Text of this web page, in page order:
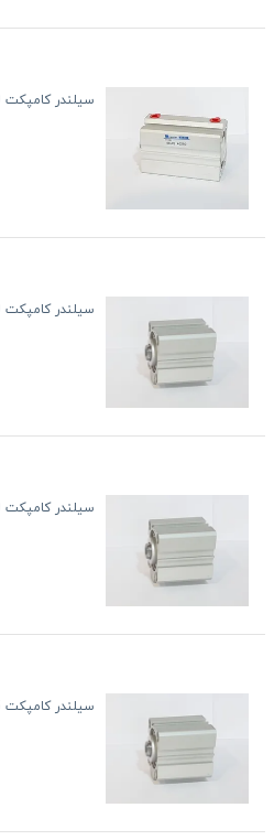
سیلندر کامپکت SDAS 40 X 50
سیلندر کامپکت SDAS 50 X 10
سیلندر کامپکت SDAS 50 X 20
سیلندر کامپکت SDAS 50 X 25